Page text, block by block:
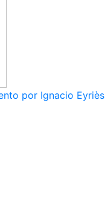
por Ignacio Eyriès